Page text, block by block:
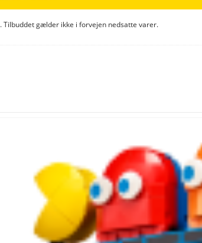
. Tilbuddet gælder ikke i forvejen nedsatte varer.